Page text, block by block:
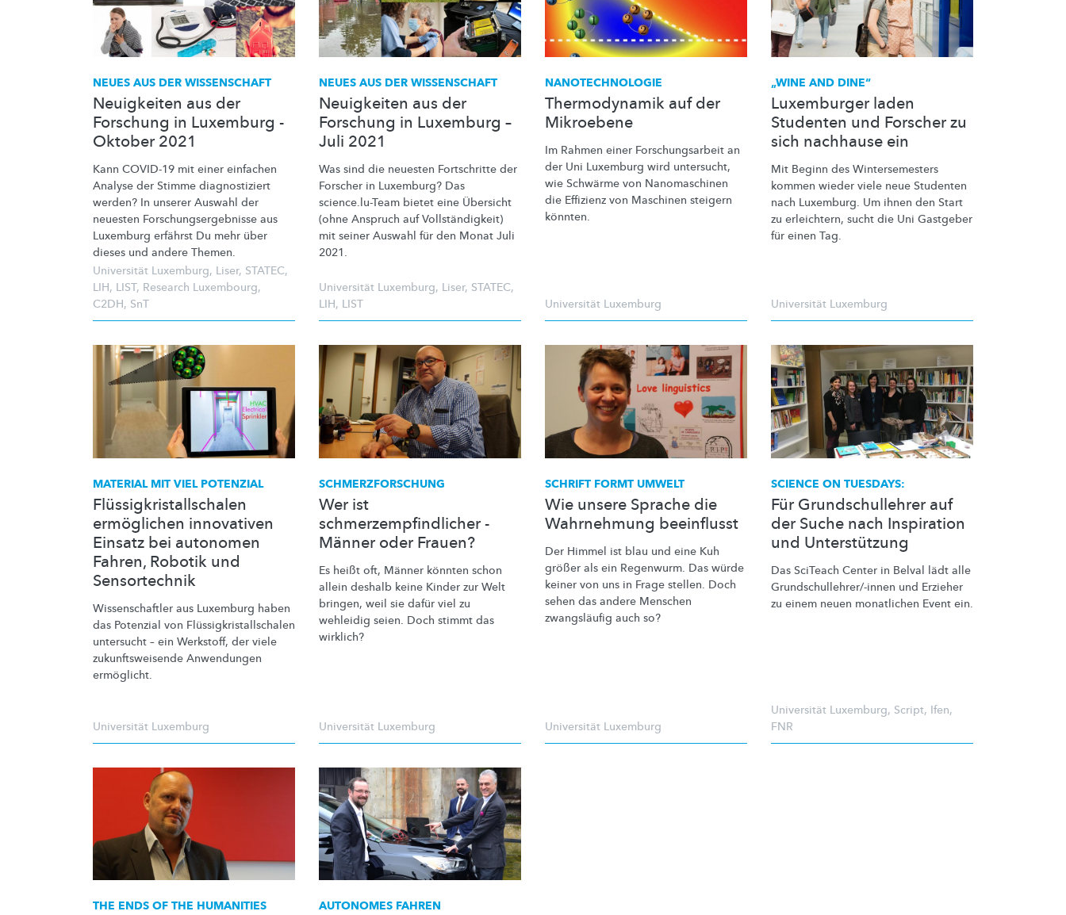
NEUES AUS DER WISSENSCHAFT
Neuigkeiten aus der
Forschung in Luxemburg -
Oktober 2021
Kann COVID-19 mit einer einfachen
Analyse der Stimme diagnostiziert
werden? In unserer Auswahl der
neuesten Forschungsergebnisse aus
Luxemburg erfährst Du mehr über
dieses und andere Themen.
Universität Luxemburg, Liser, STATEC,
LIH, LIST, Research Luxembourg,
C2DH, SnT
NEUES AUS DER WISSENSCHAFT
Neuigkeiten aus der
Forschung in Luxemburg –
Juli 2021
Was sind die neuesten Fortschritte der
Forscher in Luxemburg? Das
science.lu-Team bietet eine Übersicht
(ohne Anspruch aufVollständigkeit)
mit seiner Auswahl für den Monat Juli
2021.
Universität Luxemburg, Liser, STATEC,
LIH, LIST
NANOTECHNOLOGIE
Thermodynamik auf der
Mikroebene
Im Rahmen einer Forschungsarbeit an
der Uni Luxemburg wird untersucht,
wie Schwärme von Nanomaschinen
die Effizienz von Maschinen steigern
könnten.
Universität Luxemburg
„WINE AND DINE“
Luxemburger laden
Studenten und Forscher zu
sich nachhause ein
Mit Beginn des Wintersemesters
kommen wieder viele neue Studenten
nach Luxemburg. Um ihnen den Start
zu erleichtern, sucht die Uni Gastgeber
für einen Tag.
Universität Luxemburg
MATERIAL MIT VIEL POTENZIAL
Flüssigkristallschalen
ermöglichen innovativen
Einsatz bei autonomen
Fahren, Robotik und
Sensortechnik
Wissenschaftler aus Luxemburg haben
das Potenzial von Flüssigkristallschalen
untersucht – ein Werkstoff, der viele
zukunftsweisende Anwendungen
ermöglicht.
Universität Luxemburg
SCHMERZFORSCHUNG
Wer ist
schmerzempfindlicher -
Männer oder Frauen?
Es heißt oft, Männer könnten schon
allein deshalb keine Kinder zur Welt
bringen, weil sie dafür viel zu
wehleidig seien. Doch stimmt das
wirklich?
Universität Luxemburg
SCHRIFT FORMT UMWELT
Wie unsere Sprache die
Wahrnehmung beeinflusst
Der Himmel ist blau und eine Kuh
größer als ein Regenwurm. Das würde
keiner von uns in Frage stellen. Doch
sehen das andere Menschen
zwangsläufig auch so?
Universität Luxemburg
SCIENCE ON TUESDAYS:
Für Grundschullehrer auf
der Suche nach Inspiration
und Unterstützung
Das SciTeach Center in Belval lädt alle
Grundschullehrer/-innen und Erzieher
zu einem neuen monatlichen Event ein.
Universität Luxemburg, Script, Ifen,
FNR
THE ENDS OF THE HUMANITIES AUTONOMES FAHREN